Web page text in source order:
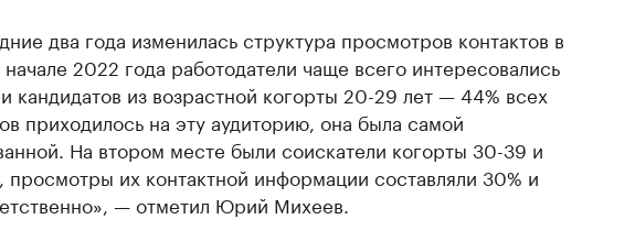
два года изменилась структура просмотров контактов в
2022 года работодатели чаще всего интересовались
кандидатов из возрастной когорты 20-29 лет — 44% всех
приходилось на эту аудиторию, она была самой
На втором месте были соискатели когорты 30-39 и
просмотры их контактной информации составляли 30% и
— отметил Юрий Михеев.